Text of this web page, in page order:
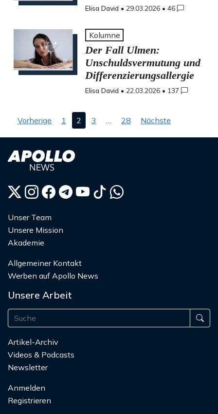
Elisa David • 29.03.2026 • 46
Kolumne
Der Fall Ulmen:
Unschuldsvermutung und
Differenzierungsallergie
Elisa David • 22.03.2026 • 137
Seitennummerierung
der
Beiträge
Vorherige 1 2 3 28 Nächste
Unser Team
Unsere Mission
Akademie
Allgemeiner Kontakt
Werben auf Apollo News
Unsere Arbeit
Artikel-Archiv
Videos & Podcasts
Newsletter
Anmelden
Registrieren